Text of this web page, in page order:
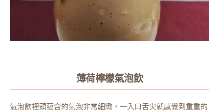
薄荷檸檬氣泡飲
氣泡飲裡頭蘊含的氣泡非常細緻，一入口舌尖就感覺到重重的